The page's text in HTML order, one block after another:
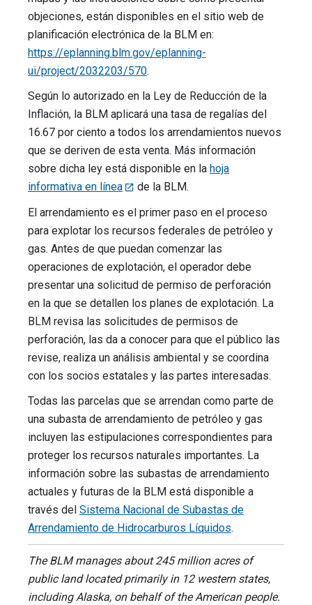
objeciones, están disponibles en el sitio web de
planificación electrónica de la BLM en:
https://eplanning.blm.gov/eplanning-
ui/project/2032203/570.
Según lo autorizado en la Ley de Reducción de la
Inflación, la BLM aplicará una tasa de regalías del
16.67 por ciento a todos los arrendamientos nuevos
que se deriven de esta venta. Más información
sobre dicha ley está disponible en la hoja
informativa en línea
de la BLM.
El arrendamiento es el primer paso en el proceso
para explotar los recursos federales de petróleo y
gas. Antes de que puedan comenzar las
operaciones de explotación, el operador debe
presentar una solicitud de permiso de perforación
en la que se detallen los planes de explotación. La
BLM revisa las solicitudes de permisos de
perforación, las da a conocer para que el público las
revise, realiza un análisis ambiental y se coordina
con los socios estatales y las partes interesadas.
Todas las parcelas que se arrendan como parte de
una subasta de arrendamiento de petróleo y gas
incluyen las estipulaciones correspondientes para
proteger los recursos naturales importantes. La
información sobre las subastas de arrendamiento
actuales y futuras de la BLM está disponible a
través del Sistema Nacional de Subastas de
Arrendamiento de Hidrocarburos Líquidos.
The BLM manages about 245 million acres of
public land located primarily in 12 western states,
including Alaska, on behalf of the American people.